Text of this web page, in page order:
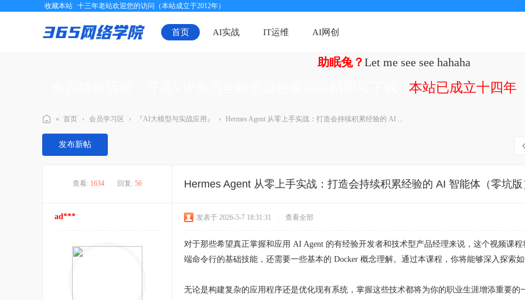
收藏本站 十三年老站欢迎您的访问（本站成立于2012年）
首页 AI实战 IT运维 AI网创
助眠兔？Let me see see hahaha
本站已成立十四年
三
六
» 首页 › 会员学习区 › 『AI大模型与实战应用』 › Hermes Agent 从零上手实战：打造会持续积累经验的 AI ...
发布新帖
查看: 1634 回复: 56 Hermes Agent 从零上手实战：打造会持续积累经验的 AI 智能体（零坑版
ad*** 发表于 2026-5-7 18:31:31 查看全部
对于那些希望真正掌握和应用 AI Agent 的有经验开发者和技术型产品经理来说，这个视频课
端命令行的基础技能，还需要一些基本的 Docker 概念理解。通过本课程，你将能够深入探索
无论是构建复杂的应用程序还是优化现有系统，掌握这些技术都将为你的职业生涯增添重要